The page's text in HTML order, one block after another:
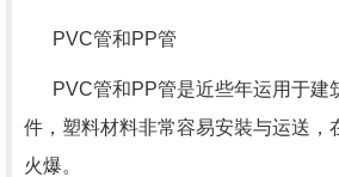
PVC管和PP管
PVC管和PP管是近些年运用于建
件，塑料材料非常容易安裝与运送，
火爆。